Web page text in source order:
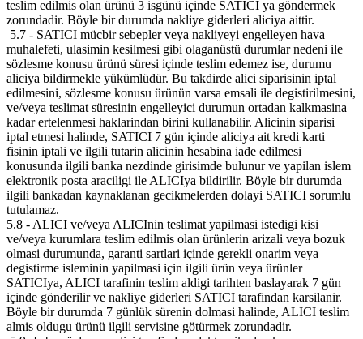
teslim edilmis olan ürünü 3 isgünü içinde SATICI ya göndermek
zorundadir. Böyle bir durumda nakliye giderleri aliciya aittir.
5.7 - SATICI mücbir sebepler veya nakliyeyi engelleyen hava
muhalefeti, ulasimin kesilmesi gibi olaganüstü durumlar nedeni ile
sözlesme konusu ürünü süresi içinde teslim edemez ise, durumu
aliciya bildirmekle yükümlüdür. Bu takdirde alici siparisinin iptal
edilmesini, sözlesme konusu ürünün varsa emsali ile degistirilmesini,
ve/veya teslimat süresinin engelleyici durumun ortadan kalkmasina
kadar ertelenmesi haklarindan birini kullanabilir. Alicinin siparisi
iptal etmesi halinde, SATICI 7 gün içinde aliciya ait kredi karti
fisinin iptali ve ilgili tutarin alicinin hesabina iade edilmesi
konusunda ilgili banka nezdinde girisimde bulunur ve yapilan islem
elektronik posta araciligi ile ALICIya bildirilir. Böyle bir durumda
ilgili bankadan kaynaklanan gecikmelerden dolayi SATICI sorumlu
tutulamaz.
5.8 - ALICI ve/veya ALICInin teslimat yapilmasi istedigi kisi
ve/veya kurumlara teslim edilmis olan ürünlerin arizali veya bozuk
olmasi durumunda, garanti sartlari içinde gerekli onarim veya
degistirme isleminin yapilmasi için ilgili ürün veya ürünler
SATICIya, ALICI tarafinin teslim aldigi tarihten baslayarak 7 gün
içinde gönderilir ve nakliye giderleri SATICI tarafindan karsilanir.
Böyle bir durumda 7 günlük sürenin dolmasi halinde, ALICI teslim
almis oldugu ürünü ilgili servisine götürmek zorundadir.